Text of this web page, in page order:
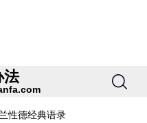
法
性德经典语录